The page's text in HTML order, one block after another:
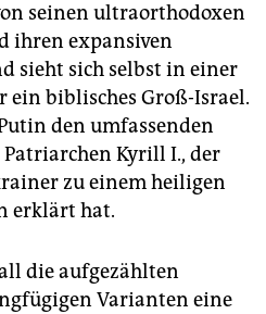
seinen ultraorthodoxen
ihren expansiven
sieht sich selbst in einer
biblisches Groß-Israel.
den umfassenden
Patriarchen Kyrill I., der
zu einem heiligen
erklärt hat.
die aufgezählten
Varianten eine